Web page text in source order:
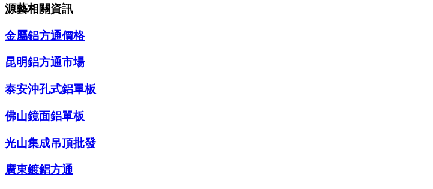
源藝相關資訊
金屬鋁方通價格
昆明鋁方通市場
泰安沖孔式鋁單板
佛山鏡面鋁單板
光山集成吊頂批發
廣東鍍鋁方通